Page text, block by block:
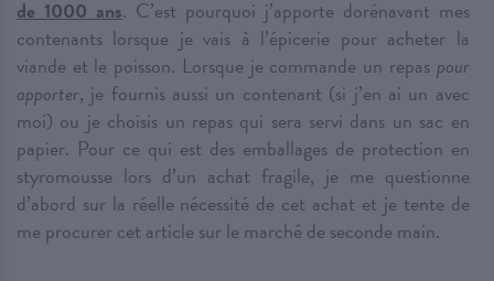
de 1000 ans. C’est pourquoi j’apporte dorénavant mes
contenants lorsque je vais à l’épicerie pour acheter la
viande et le poisson. Lorsque je commande un repas pour
apporter, je fournis aussi un contenant (si j’en ai un avec
moi) ou je choisis un repas qui sera servi dans un sac en
papier. Pour ce qui est des emballages de protection en
styromousse lors d’un achat fragile, je me questionne
d’abord sur la réelle nécessité de cet achat et je tente de
me procurer cet article sur le marché de seconde main.